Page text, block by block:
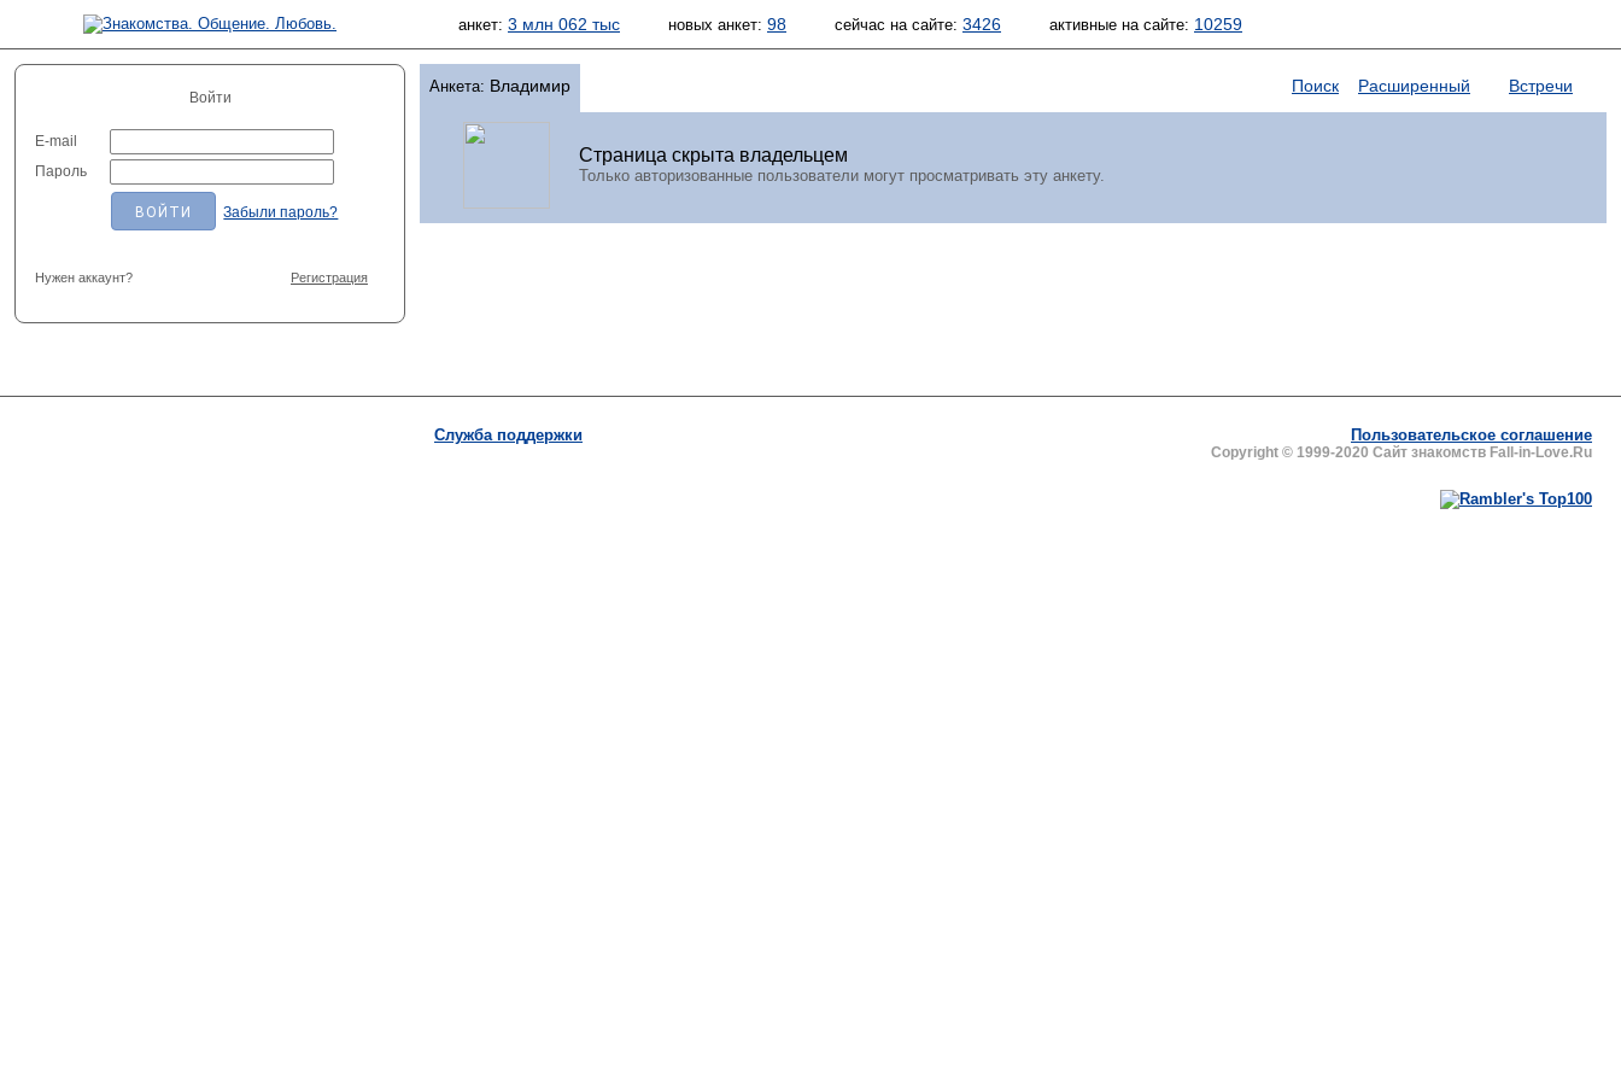
анкет: 3 млн 062 тыс новых анкет: 98 сейчас на сайте: 3426 активные на сайте: 10259
Войти
E-mail
Пароль
Забыли пароль?
Нужен аккаунт? Регистрация
Анкета: Владимир Поиск Расширенный Встречи
Страница скрыта владельцем
Только авторизованные пользователи могут просматривать эту анкету.
Служба поддержки Пользовательское соглашение
Copyright © 1999-2020 Сайт знакомств Fall-in-Love.Ru